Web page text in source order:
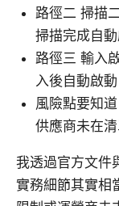
路徑二 掃描
掃描完成自
路徑三 輸入
入後自動啟動
風險點要知
供應商未在
我透過官方文件
實務細節其實相